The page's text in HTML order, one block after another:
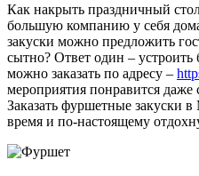
Как накрыть праздничный
большую компанию у себя
закуски можно предложить
сытно? Ответ один – устроить
можно заказать по адресу –
мероприятия понравится
Заказать фуршетные закуски
время и по-настоящему